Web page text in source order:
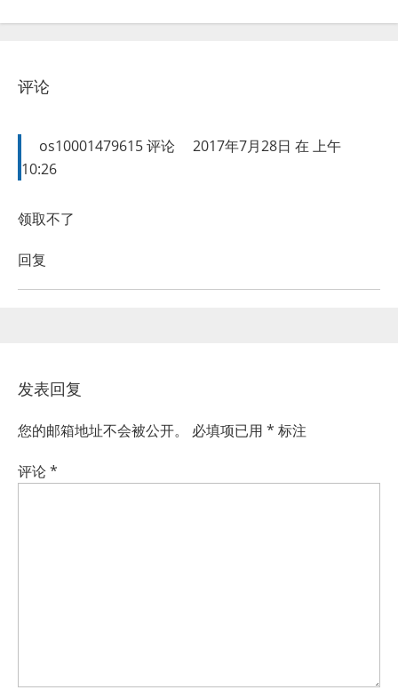
评论
os10001479615评论
2017年7月28日 在 上午
10:26
领取不了
回复
发表回复
您的邮箱地址不会被公开。 必填项已用 * 标注
评论*